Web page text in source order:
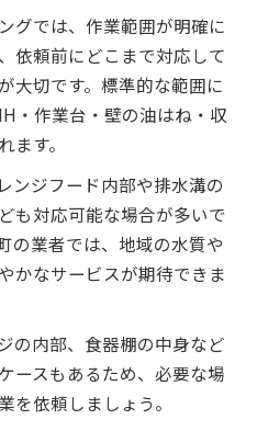
グでは、作業範囲が明確に
依頼前にどこまで対応して
大切です。標準的な範囲に
・作業台・壁の油はね・収
す。
ンジフード内部や排水溝の
も対応可能な場合が多いで
の業者では、地域の水質や
かなサービスが期待できま
の内部、食器棚の中身など
ースもあるため、必要な場
を依頼しましょう。